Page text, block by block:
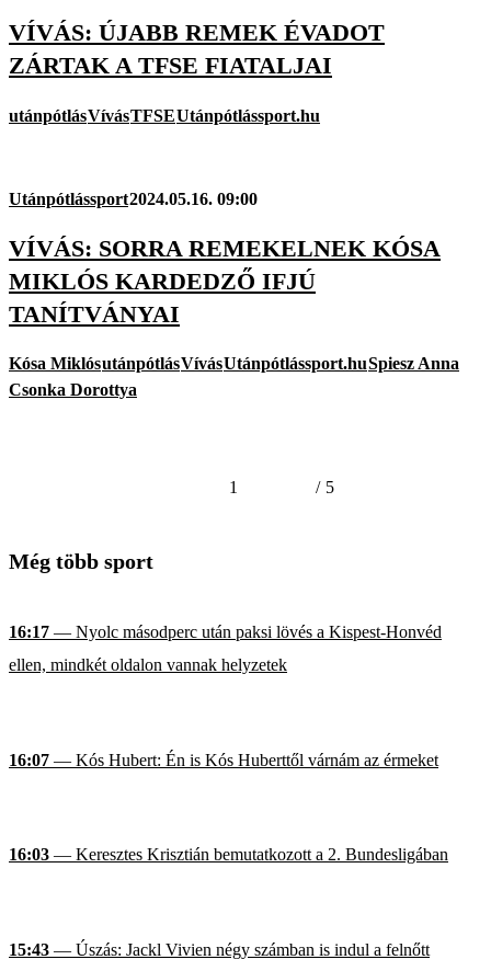
VÍVÁS: ÚJABB REMEK ÉVADOT
ZÁRTAK A TFSE FIATALJAI
utánpótlásVívásTFSEUtánpótlássport.hu
Utánpótlássport2024.05.16. 09:00
VÍVÁS: SORRA REMEKELNEK KÓSA
MIKLÓS KARDEDZŐ IFJÚ
TANÍTVÁNYAI
Kósa MiklósutánpótlásVívásUtánpótlássport.huSpiesz Anna
Csonka Dorottya
1 / 5
Még több sport
16:17 — Nyolc másodperc után paksi lövés a Kispest-Honvéd
ellen, mindkét oldalon vannak helyzetek
16:07 — Kós Hubert: Én is Kós Huberttől várnám az érmeket
16:03 — Keresztes Krisztián bemutatkozott a 2. Bundesligában
15:43 — Úszás: Jackl Vivien négy számban is indul a felnőtt